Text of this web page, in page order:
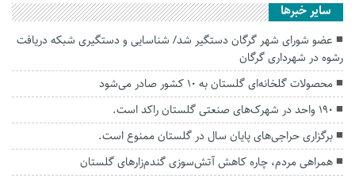
سایر خبرها
عضو شورای شهر گرگان دستگیر شد/ شناسایی و دستگیری شبکه دریافت
رشوه در شهرداری گرگان
محصولات گلخانه‌ای گلستان به ۱۰ کشور صادر می‌شود
۱۹۰ واحد در شهرک‌های صنعتی گلستان راکد است.
برگزاری حراجی‌های پایان سال در گلستان ممنوع است.
همراهی مردم، چاره کاهش آتش‌سوزی گندم‌زارهای گلستان